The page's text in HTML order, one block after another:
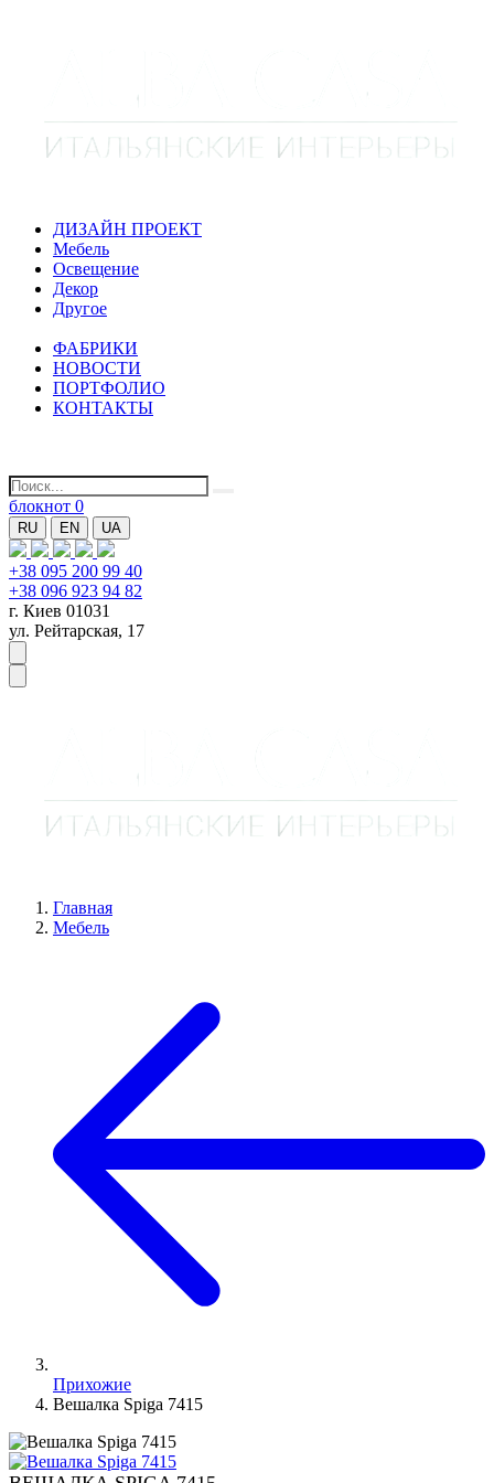
ДИЗАЙН ПРОЕКТ
Мебель
Освещение
Декор
Другое
ФАБРИКИ
НОВОСТИ
ПОРТФОЛИО
КОНТАКТЫ
блокнот 0
RU EN UA
+38 095 200 99 40
+38 096 923 94 82
г. Киев 01031
ул. Рейтарская, 17
Главная
Мебель
Прихожие
Вешалка Spiga 7415